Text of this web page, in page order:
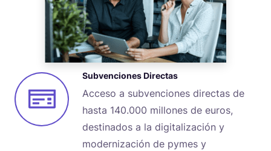
Subvenciones Directas
Acceso a subvenciones directas de
hasta 140.000 millones de euros,
destinados a la digitalización y
modernización de pymes y